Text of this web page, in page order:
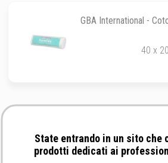
GBA International -
40 x
State entrando in un sito che
prodotti dedicati ai